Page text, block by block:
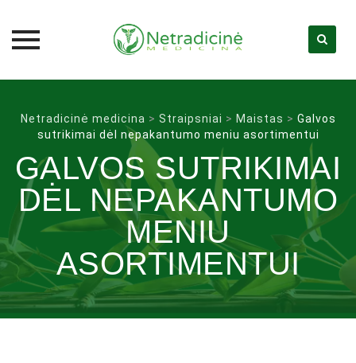
content
Netradicinė medicina > Straipsniai > Maistas > Galvos
sutrikimai dėl nepakantumo meniu asortimentui
GALVOS SUTRIKIMAI
DĖL NEPAKANTUMO
MENIU
ASORTIMENTUI